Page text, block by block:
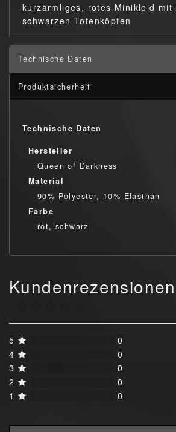
kurzärmliges, rotes Minikleid mit
schwarzen Totenköpfen
Technische Daten
Produktsicherheit
Technische Daten
Hersteller
Queen of Darkness
Material
90% Polyester, 10% Elasthan
Farbe
rot, schwarz
Kundenrezensionen
5
0
4
0
3
0
2
0
1
0